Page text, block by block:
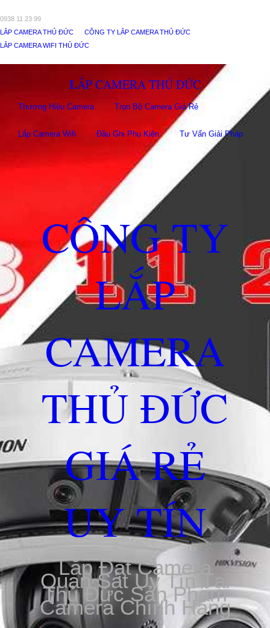
0938 11 23 99
LẮP CAMERA THỦ ĐỨC
CÔNG TY LẮP CAMERA THỦ ĐỨC
LẮP CAMERA WIFI THỦ ĐỨC
LẮP CAMERA THỦ ĐỨC
Thương Hiệu Camera Trọn Bộ Camera Giá Rẻ
Lắp Camera Wifi Đầu Ghi Phụ Kiên Tư Vấn Giải Pháp
CÔNG TY
LẮP
CAMERA
THỦ ĐỨC
GIÁ RẺ
UY TÍN
Lắp Đặt Camera
Quan Sát Uy Tín Tại
Thủ Đức Sản Phẩm
Camera Chính Hãng